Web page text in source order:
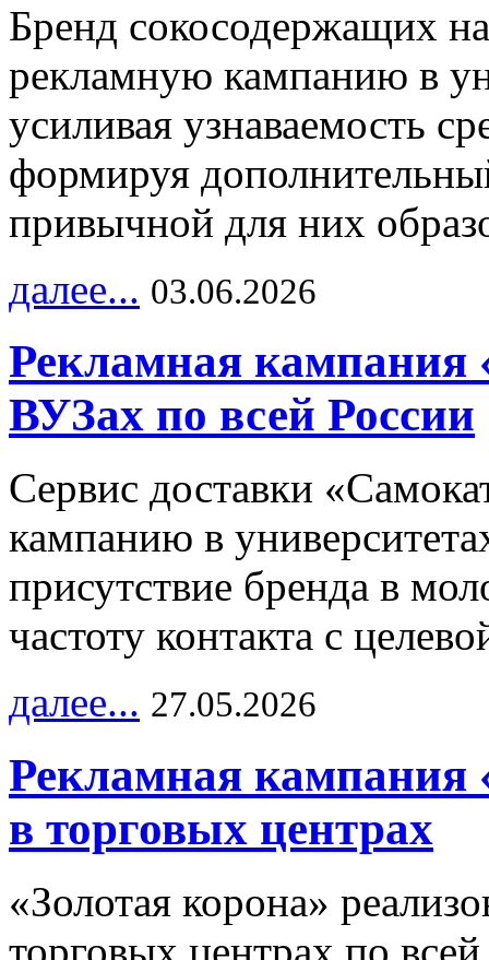
Бренд сокосодержащих
рекламную кампанию в
усиливая узнаваемость
формируя
привычной для них
далее... 03.06.2026
Рекламная кампания
ВУЗах по всей России
Сервис доставки
кампанию в
присутствие бренда в
частоту контакта с
далее... 27.05.2026
Рекламная кампания
в торговых центрах
«Золотая корона»